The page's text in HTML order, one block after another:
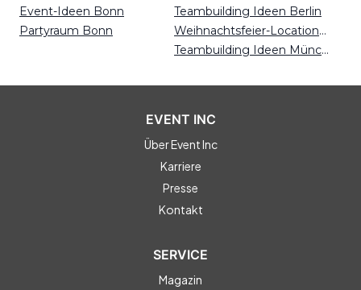
Event-Ideen Bonn
Partyraum Bonn
Teambuilding Ideen Berlin
Weihnachtsfeier-Locations Leipzig
Teambuilding Ideen München
EVENT INC
Über Event Inc
Karriere
Presse
Kontakt
SERVICE
Magazin